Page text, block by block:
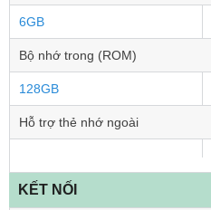
6GB
Bộ nhớ trong (ROM)
128GB
Hỗ trợ thẻ nhớ ngoài
KẾT NỐI